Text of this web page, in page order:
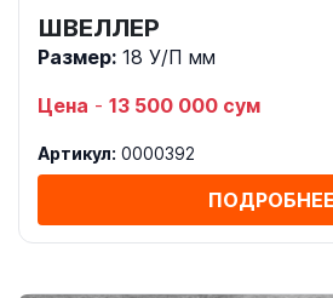
ШВЕЛЛЕР
Размер: 18 У/П мм
Цена - 13 500 000 сум
Артикул: 0000392
ПОДРОБНЕЕ